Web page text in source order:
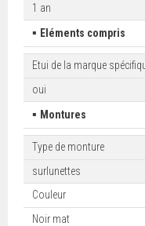
1 an
▪ Eléments compris
Etui de la marque
oui
▪ Montures
Type de monture
surlunettes
Couleur
Noir mat